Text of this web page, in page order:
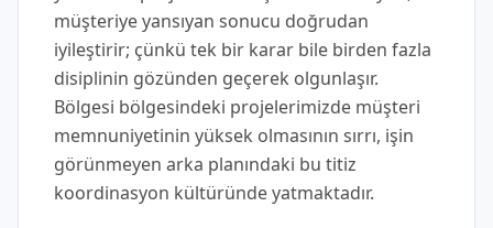
müşteriye yansıyan sonucu doğrudan
iyileştirir; çünkü tek bir karar bile birden fazla
disiplinin gözünden geçerek olgunlaşır.
Bölgesi bölgesindeki projelerimizde müşteri
memnuniyetinin yüksek olmasının sırrı, işin
görünmeyen arka planındaki bu titiz
koordinasyon kültüründe yatmaktadır.